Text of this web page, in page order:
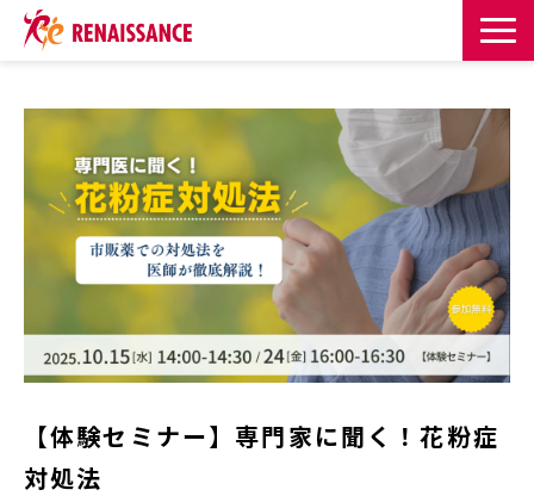
課題・目的からサービスを探す
導入事例
お役立ち記事一覧
お役立ち資料
【体験セミナー】専門家に聞く！花粉症
対処法